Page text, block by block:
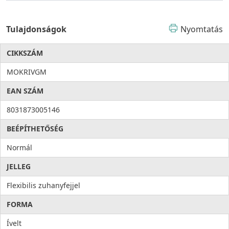
professzionális kényelem és a modern elegancia nyújtotta
élményt minden nap!
Tulajdonságok Nyomtatás
CIKKSZÁM
MOKRIVGM
EAN SZÁM
8031873005146
BEÉPÍTHETŐSÉG
Normál
JELLEG
Flexibilis zuhanyfejjel
FORMA
Ívelt